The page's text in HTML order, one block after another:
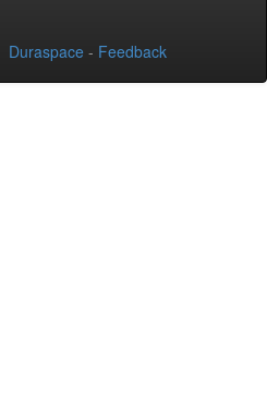
Duraspace - Feedback